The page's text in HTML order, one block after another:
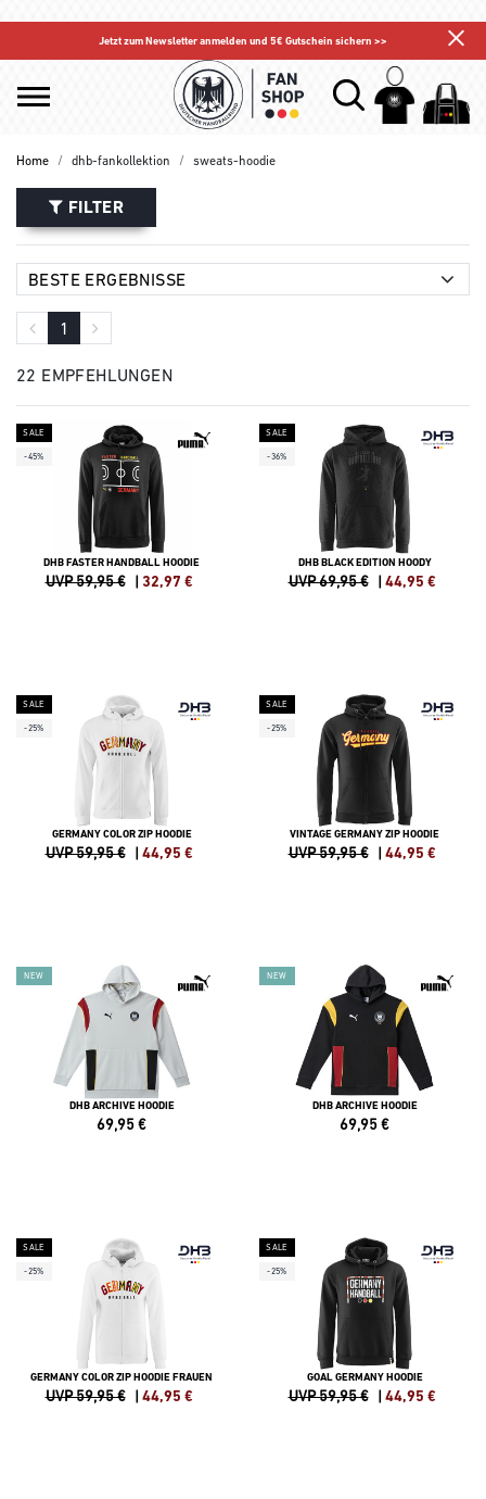
Jetzt zum Newsletter anmelden und 5€ Gutschein sichern >>
Home dhb-fankollektion sweats-hoodie
FILTER
1
22 EMPFEHLUNGEN
SALE
-45%
DHB FASTER HANDBALL HOODIE
UVP 59,95 € | 32,97 €
SALE
-36%
DHB BLACK EDITION HOODY
UVP 69,95 € | 44,95 €
SALE
-25%
GERMANY COLOR ZIP HOODIE
UVP 59,95 € | 44,95 €
SALE
-25%
VINTAGE GERMANY ZIP HOODIE
UVP 59,95 € | 44,95 €
NEW
DHB ARCHIVE HOODIE
69,95€
NEW
DHB ARCHIVE HOODIE
69,95€
SALE
-25%
GERMANY COLOR ZIP HOODIE FRAUEN
UVP 59,95 € | 44,95 €
SALE
-25%
GOAL GERMANY HOODIE
UVP 59,95 € | 44,95 €